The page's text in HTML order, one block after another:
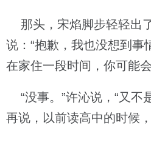
那头，宋焰脚步轻轻出
说：“抱歉，我也没想到事
在家住一段时间，你可能
“没事。”许沁说，“又不
再说，以前读高中的时候